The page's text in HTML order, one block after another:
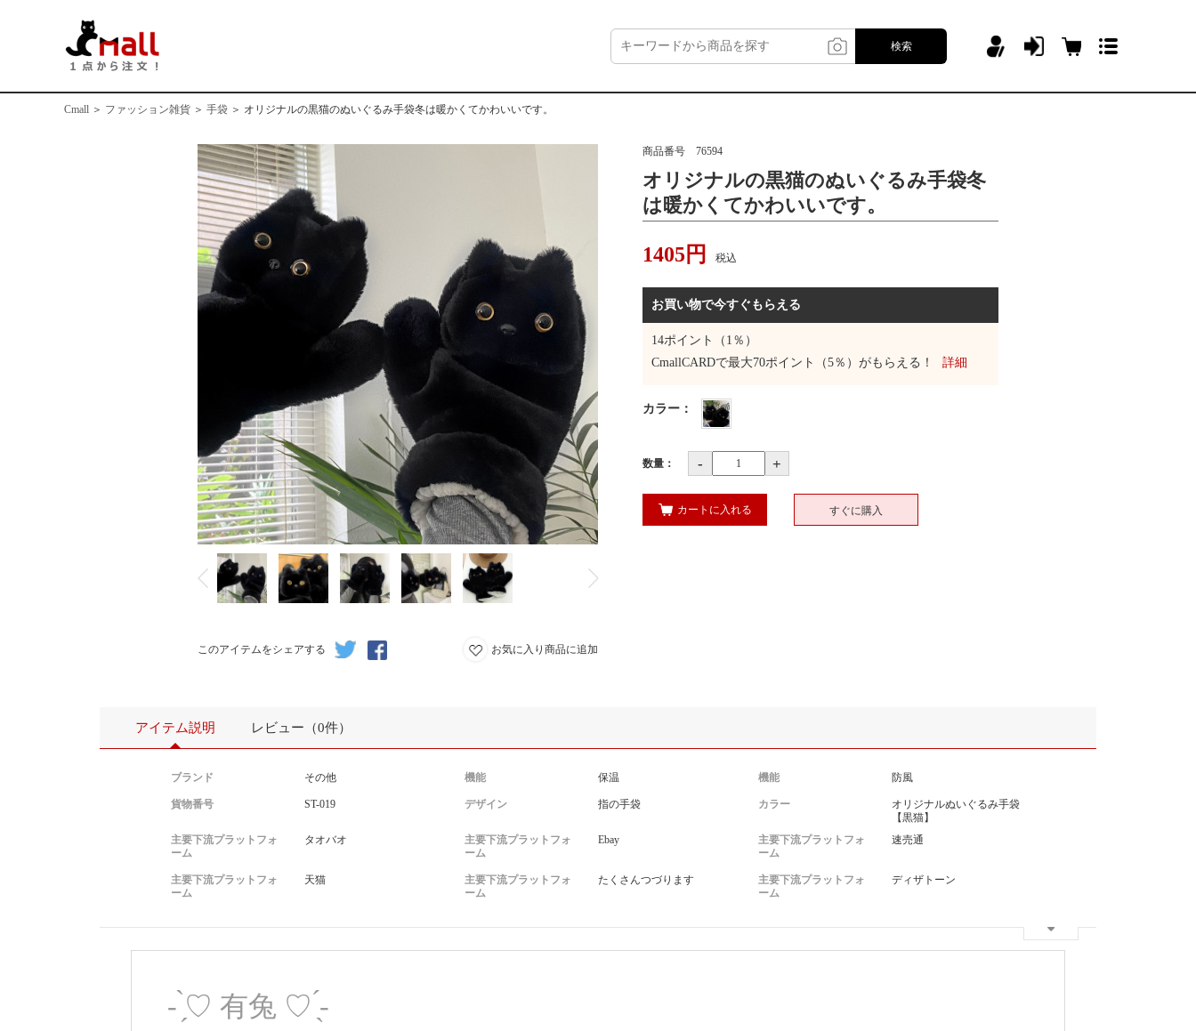
検索
Cmall ＞ ファッション雑貨 ＞ 手袋 ＞ オリジナルの黒猫のぬいぐるみ手袋冬は暖かくてかわいいです。
このアイテムをシェアする お気に入り商品に追加
商品番号 76594
オリジナルの黒猫のぬいぐるみ手袋冬
は暖かくてかわいいです。
1405円 税込
お買い物で今すぐもらえる
14ポイント（1％）
CmallCARDで最大70ポイント（5％）がもらえる！ 詳細
カラー ：
数量： - +
カートに入れる すぐに購入
アイテム説明 レビュー（0件）
ブランド その他 機能 保温 機能 防風
貨物番号 ST-019 デザイン 指の手袋 カラー
オリジナルぬいぐるみ手袋
【黒猫】
主要下流プラットフォ
ーム
タオバオ
主要下流プラットフォ
ーム
Ebay
主要下流プラットフォ
ーム
速売通
主要下流プラットフォ
ーム
天猫
主要下流プラットフォ
ーム
たくさんつづります
主要下流プラットフォ
ーム
ディザトーン
本店支持一件代发，量大从优可联系客服，
所有价格不包含税点。
图片实拍，从我们家拿货的可自行拿图使用，
材质：仿兔毛
手套尺寸：均码偏大 男女生都可使用
带绳子 内有小耳朵可系